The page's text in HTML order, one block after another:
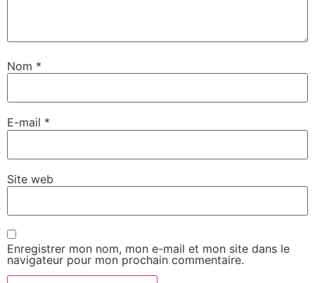
Nom *
E-mail *
Site web
Enregistrer mon nom, mon e-mail et mon site dans le
navigateur pour mon prochain commentaire.